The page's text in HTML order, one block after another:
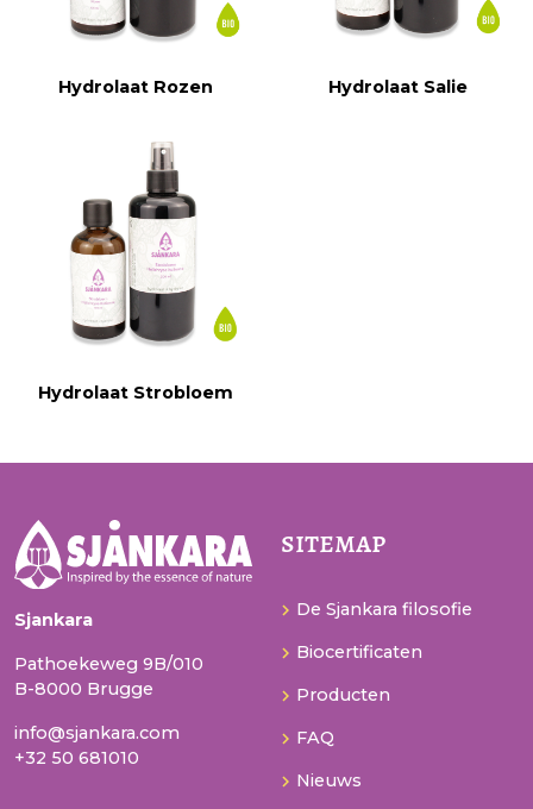
Hydrolaat Rozen Hydrolaat Salie
Hydrolaat Strobloem
Sjankara
Pathoekeweg 9B/010
B-8000 Brugge
info@sjankara.com
+32 50 681010
sitemap
De Sjankara filosofie
Biocertificaten
Producten
FAQ
Nieuws